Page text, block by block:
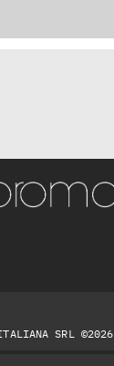
SRL ©2026